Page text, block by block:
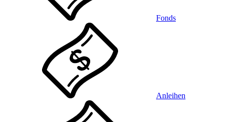
Fonds
Anleihen